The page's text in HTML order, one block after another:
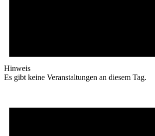
Hinweis
Es gibt keine Veranstaltungen an diesem Tag.